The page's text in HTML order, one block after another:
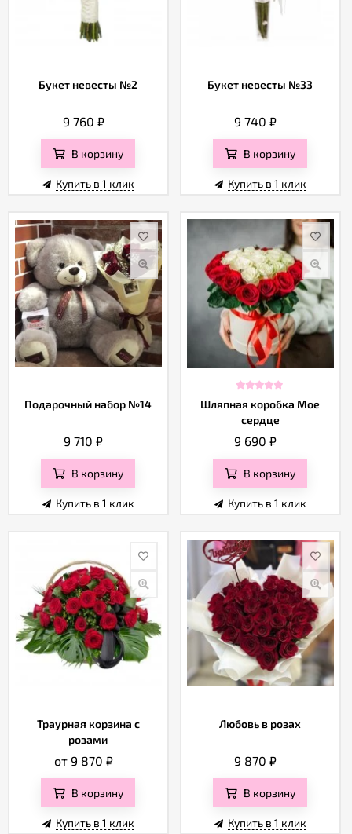
Букет невесты №2
9 760 ₽
В корзину
Купить в 1 клик
Букет невесты №33
9 740₽
В корзину
Купить в 1 клик
Подарочный набор №14
9 710₽
В корзину
Купить в 1 клик
Шляпная коробка Мое
сердце
9 690₽
В корзину
Купить в 1 клик
Траурная корзина с
розами
от 9 870 ₽
В корзину
Купить в 1 клик
Любовь в розах
9 870₽
В корзину
Купить в 1 клик